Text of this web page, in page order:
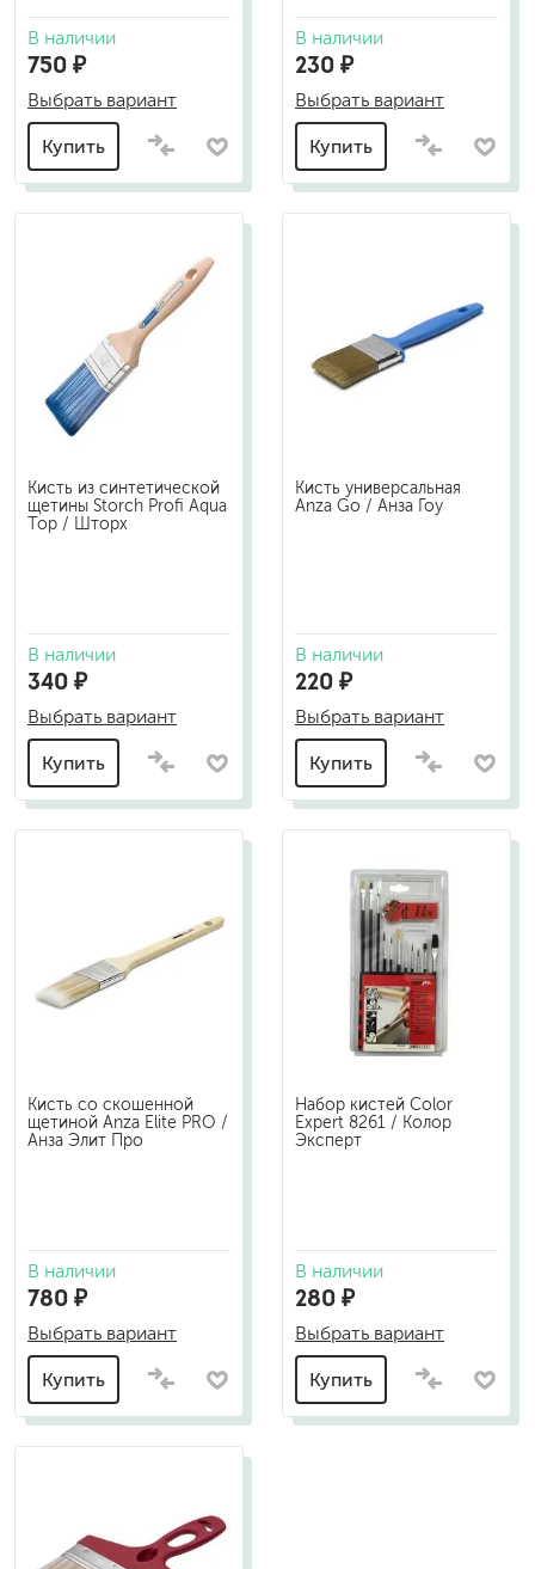
В наличии
750 ₽
Выбрать вариант
Купить
В наличии
230 ₽
Выбрать вариант
Купить
Кисть из синтетической
щетины Storch Profi Aqua
Top / Шторх
В наличии
340 ₽
Выбрать вариант
Купить
Кисть универсальная
Anza Go / Анза Гоу
В наличии
220 ₽
Выбрать вариант
Купить
Кисть со скошенной
щетиной Anza Elite PRO /
Анза Элит Про
В наличии
780 ₽
Выбрать вариант
Купить
Набор кистей Color
Expert 8261 / Колор
Эксперт
В наличии
280 ₽
Выбрать вариант
Купить